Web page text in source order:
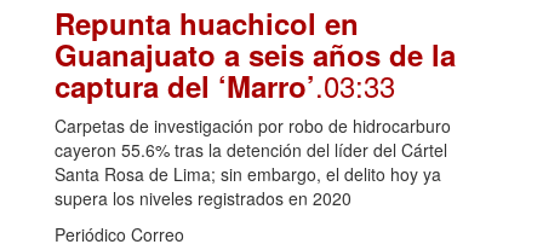
Repunta huachicol en
Guanajuato a seis años de la
captura del ‘Marro’.03:33
Carpetas de investigación por robo de hidrocarburo
cayeron 55.6% tras la detención del líder del Cártel
Santa Rosa de Lima; sin embargo, el delito hoy ya
supera los niveles registrados en 2020
Periódico Correo